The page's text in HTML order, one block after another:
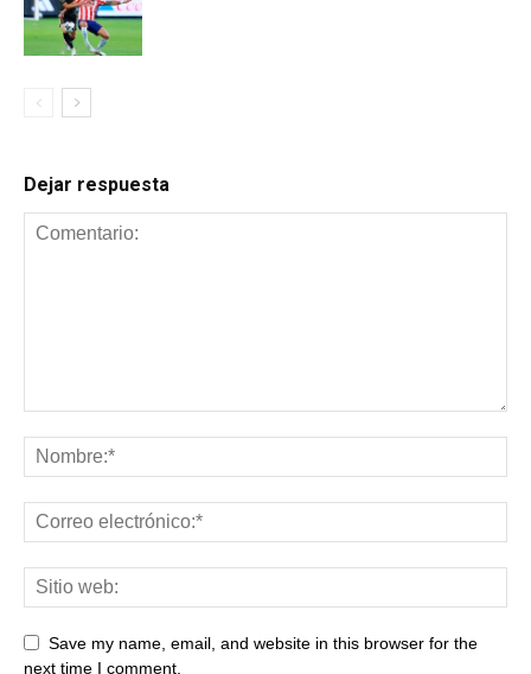
Dejar respuesta
Save my name, email, and website in this browser for the
next time I comment.